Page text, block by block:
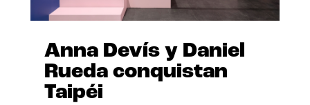
Anna Devís y Daniel
Rueda conquistan
Taipéi